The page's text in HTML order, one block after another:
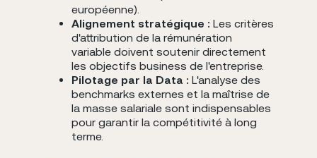
européenne).
Alignement stratégique : Les critères
d'attribution de la rémunération
variable doivent soutenir directement
les objectifs business de l'entreprise.
Pilotage par la Data : L'analyse des
benchmarks externes et la maîtrise de
la masse salariale sont indispensables
pour garantir la compétitivité à long
terme.